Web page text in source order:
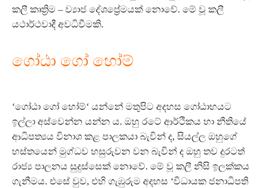
කලී කෘත්‍රිම – ව්‍යාජ දේශප්‍රේමයක් නොවේ. මේ වූ කලී
යථාර්ථවාදී අවධිවීමකි.
ගෝඨා ගෝ හෝම්
‘ගෝඨා ගෝ හෝම්‘ යන්නේ මතුපිට අදහස ගෝඨාභයට
ඉල්ලා අස්වෙන්න යන්න ය. ඔහු රටේ ආර්ථිකය හා නීතියේ
ආධිපත්‍යය විනාශ කළ පාලකයා බැවින් ද, සියල්ල ඔහුගේ
හස්තයෙන් මුග්ධව හසුරුවන වන බැවින් ද ඔහු තව දුරටත්
රාජ්‍ය පාලනය සුදුස්සෙක් නොවේ. මේ වූ කලී නිසි ඉලක්කය
ගැනීමය. එසේ වුව, එහි ගැඹුරුම අදහස ‘විධායක ජනාධිපති